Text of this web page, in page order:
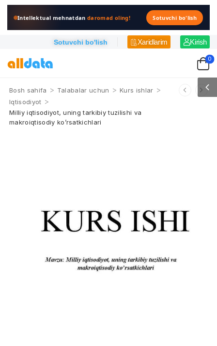
Intellektual mehnatdandaromad oling! Sotuvchi bo'lish
Sotuvchi bo'lish Xaridlarim Kirish
0
Bosh sahifa > Talabalar uchun > Kurs ishlar >
Iqtisodiyot >
Milliy iqtisodiyot, uning tarkibiy tuzilishi va
makroiqtisodiy ko’rsatkichlari